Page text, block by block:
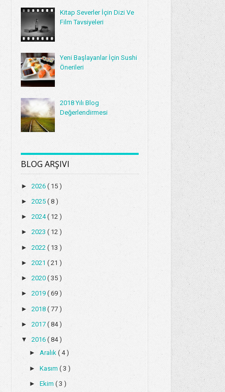
Kitap Severler İçin Dizi Ve
Film Tavsiyeleri
Yeni Başlayanlar İçin Sushi
Önerileri
2018 Yılı Blog
Değerlendirmesi
BLOG ARŞIVI
►2026( 15 )
►2025( 8 )
►2024( 12 )
►2023( 12 )
►2022( 13 )
►2021( 21 )
►2020( 35 )
►2019( 69 )
►2018( 77 )
►2017( 84 )
▼2016( 84 )
► Aralık ( 4 )
► Kasım ( 3 )
► Ekim ( 3 )